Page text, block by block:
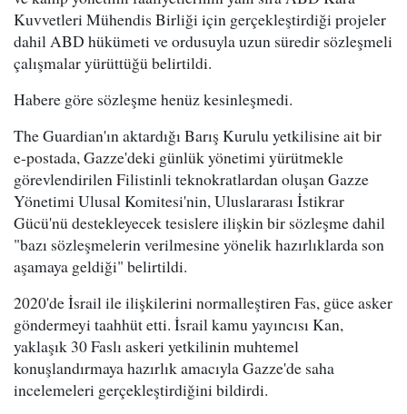
Kuvvetleri Mühendis Birliği için gerçekleştirdiği projeler
dahil ABD hükümeti ve ordusuyla uzun süredir sözleşmeli
çalışmalar yürüttüğü belirtildi.
Habere göre sözleşme henüz kesinleşmedi.
The Guardian'ın aktardığı Barış Kurulu yetkilisine ait bir
e-postada, Gazze'deki günlük yönetimi yürütmekle
görevlendirilen Filistinli teknokratlardan oluşan Gazze
Yönetimi Ulusal Komitesi'nin, Uluslararası İstikrar
Gücü'nü destekleyecek tesislere ilişkin bir sözleşme dahil
"bazı sözleşmelerin verilmesine yönelik hazırlıklarda son
aşamaya geldiği" belirtildi.
2020'de İsrail ile ilişkilerini normalleştiren Fas, güce asker
göndermeyi taahhüt etti. İsrail kamu yayıncısı Kan,
yaklaşık 30 Faslı askeri yetkilinin muhtemel
konuşlandırmaya hazırlık amacıyla Gazze'de saha
incelemeleri gerçekleştirdiğini bildirdi.